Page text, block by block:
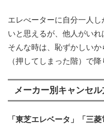
エレべーターに自分一人
いと思えるが、他人がいれ
そんな時は、恥ずかしい
（押してしまった階）で
メーカー別キャンセル
「東芝エレベータ」「三菱